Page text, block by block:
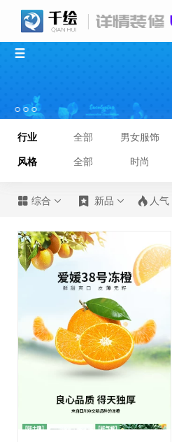
行业 全部 男女服饰
风格 全部 时尚
 综合   新品   人气